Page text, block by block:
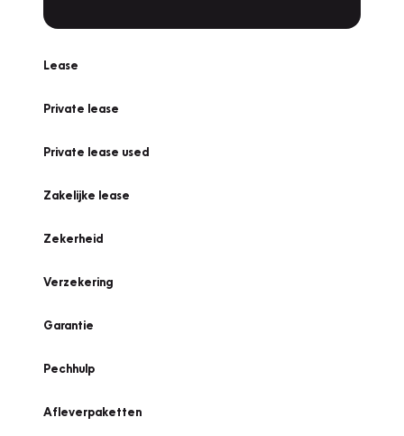
Lease
Private lease
Private lease used
Zakelijke lease
Zekerheid
Verzekering
Garantie
Pechhulp
Afleverpaketten